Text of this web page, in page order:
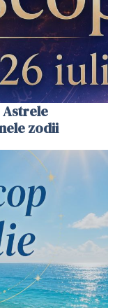
Astrele
zodii